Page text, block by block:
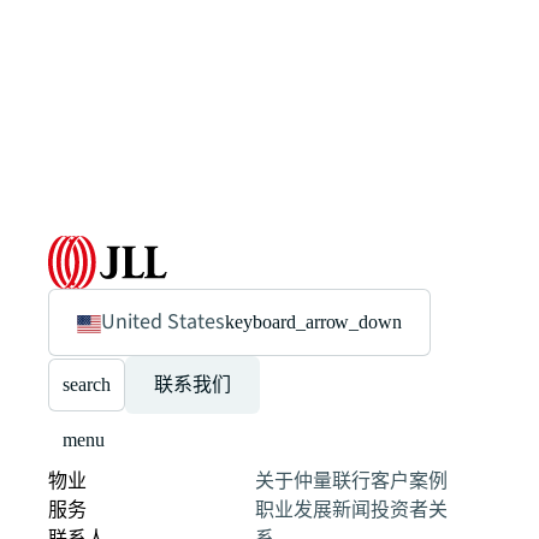
United Stateskeyboard_arrow_down
search 联系我们
menu
物业
服务
关于仲量联行客户案例
职业发展新闻投资者关